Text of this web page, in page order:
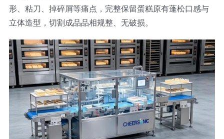
谷物棒切割
形、粘刀、掉碎屑等痛点，完整保留蛋糕原有蓬松口感与
立体造型，切割成品品相规整、无破损。